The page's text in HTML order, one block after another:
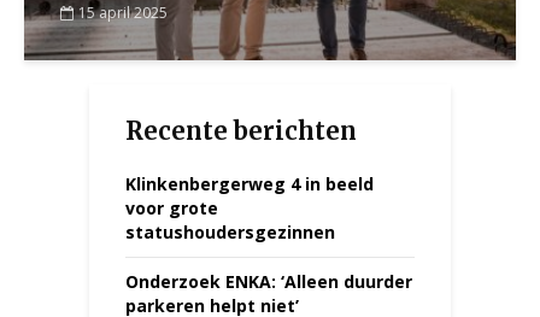
15 april 2025
Recente berichten
Klinkenbergerweg 4 in beeld
voor grote
statushoudersgezinnen
Onderzoek ENKA: ‘Alleen duurder
parkeren helpt niet’